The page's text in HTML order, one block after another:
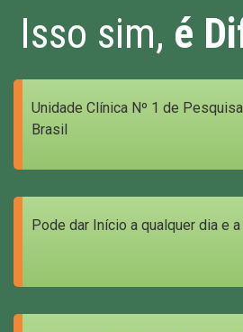
Isso sim, é
Unidade Clínica Nº 1 de
Brasil
Pode dar Início a qualquer dia e